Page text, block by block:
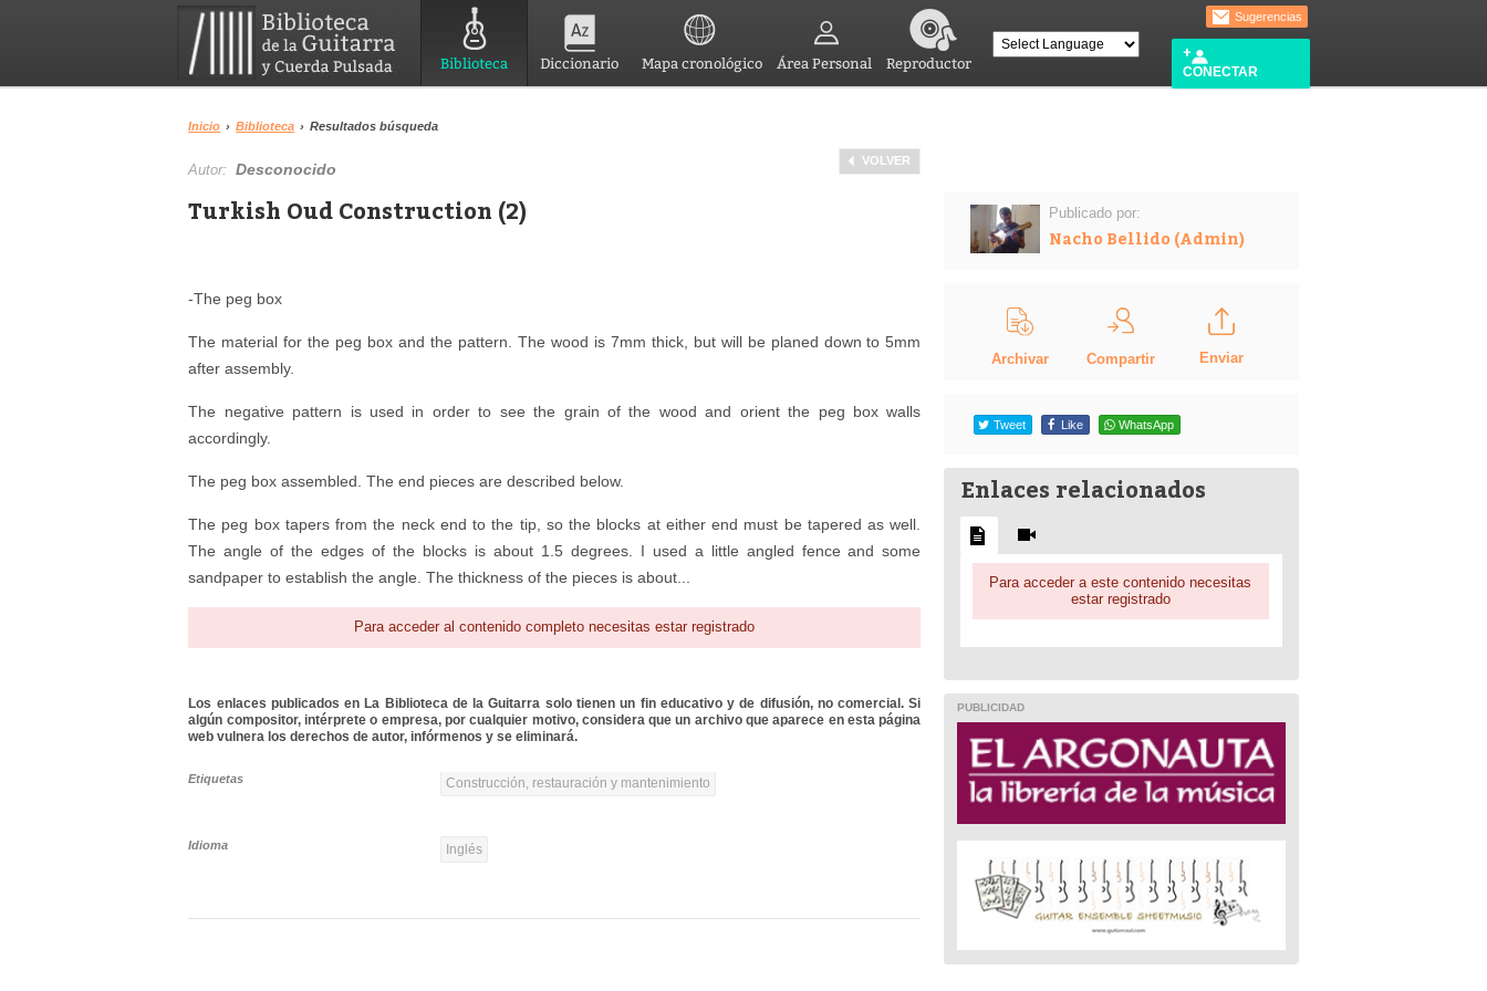
Biblioteca Diccionario Mapa cronológico Área Personal Reproductor
Sugerencias
CONECTAR
Inicio › Biblioteca › Resultados búsqueda
VOLVER
Autor:Desconocido
Turkish Oud Construction (2)
-The peg box
The material for the peg box and the pattern. The wood is 7mm thick, but will be planed down to 5mm
after assembly.
The negative pattern is used in order to see the grain of the wood and orient the peg box walls
accordingly.
The peg box assembled. The end pieces are described below.
The peg box tapers from the neck end to the tip, so the blocks at either end must be tapered as well.
The angle of the edges of the blocks is about 1.5 degrees. I used a little angled fence and some
sandpaper to establish the angle. The thickness of the pieces is about...
Para acceder al contenido completo necesitas estar registrado
Los enlaces publicados en La Biblioteca de la Guitarra solo tienen un fin educativo y de difusión, no comercial. Si
algún compositor, intérprete o empresa, por cualquier motivo, considera que un archivo que aparece en esta página
web vulnera los derechos de autor, infórmenos y se eliminará.
Etiquetas Construcción, restauración y mantenimiento
Idioma Inglés
Publicado por:
Nacho Bellido (Admin)
Archivar Compartir Enviar
Tweet Like WhatsApp
Enlaces relacionados
Para acceder a este contenido necesitas
estar registrado
PUBLICIDAD